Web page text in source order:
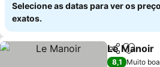
Selecione as datas para ver os
exatos.
Partilhar
Le Manoir
8,1 Muito boa